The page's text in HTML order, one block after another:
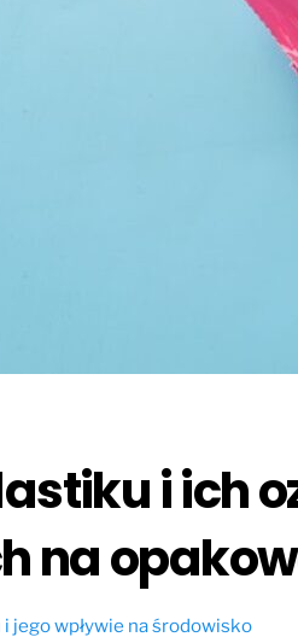
i ich
na
jego wpływie na środowisko